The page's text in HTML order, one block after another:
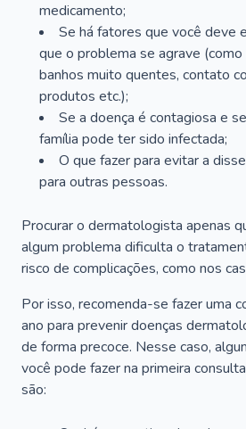
medicamento;
Se há fatores que você deve
que o problema se agrave
banhos muito quentes, contato
produtos etc.);
Se a doença é contagiosa e
família pode ter sido infectada;
O que fazer para evitar a
para outras pessoas.
Procurar o dermatologista apenas
algum problema dificulta o
risco de complicações, como nos
Por isso, recomenda-se fazer uma
ano para prevenir doenças
de forma precoce. Nesse caso,
você pode fazer na primeira
são: